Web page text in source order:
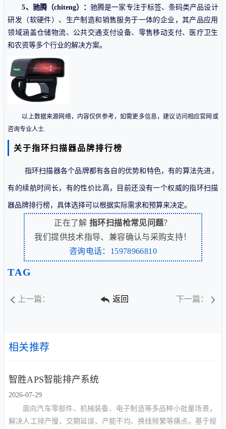
5、驰腾（chiteng）：驰腾是一家专注于标签、条码类产品设计
研发（软硬件）、生产制造和销售服务于一体的企业，其产品应用
领域涵盖仓储物流、公共交通支付设备、零售移动支付、医疗卫生
和农资等多个行业的解决方案。
以上数据来源网络，内容仅供参考，如需更多信息，建议访问相应官网或
咨询专业人士.
关于指环扫描器品牌排行榜
指环扫描器各个品牌都有各自的优势和特色，有的算法先进，
有的续航时间长，有的性价比高，目前还没有一个权威的指环扫描
器品牌排行榜，具体选择可以根据实际需求和预算来决定。
正在了解指环扫描枪常见问题？
我们提供技术指导、兼容确认与采购支持！
咨询电话：15978966810
TAG
上一篇： 返回 下一篇：
相关推荐
智胜APS智能排产系统
2026-07-29
面向汽车零部件、机械装备、电子制造等多品种小批量场景，
解决人工排产慢、交期延误、产能不均、换线频繁等痛点。基于规